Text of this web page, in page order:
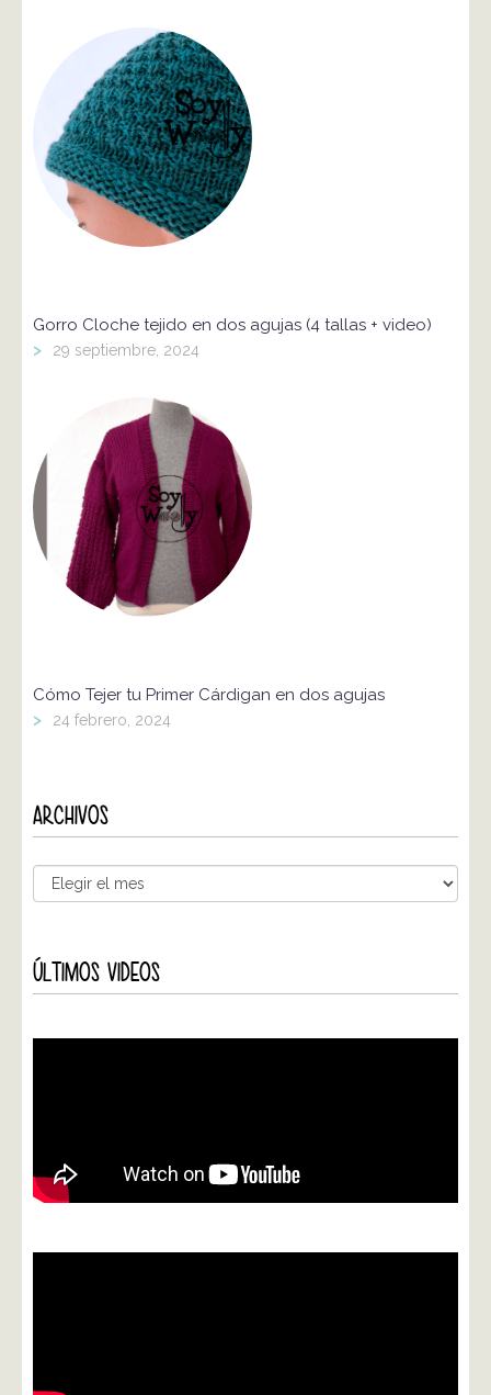
Gorro Cloche tejido en dos agujas (4 tallas + video)
> 29 septiembre, 2024
Cómo Tejer tu Primer Cárdigan en dos agujas
> 24 febrero, 2024
ARCHIVOS
ÚLTIMOS VIDEOS